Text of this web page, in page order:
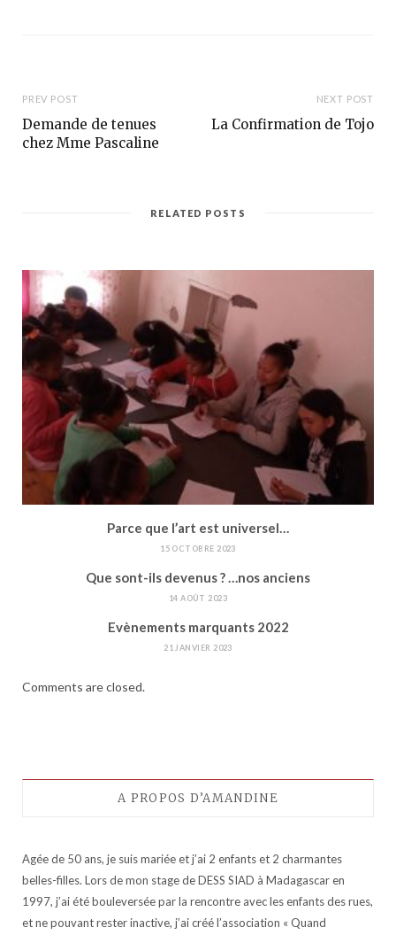
PREV POST
Demande de tenues
chez Mme Pascaline
NEXT POST
La Confirmation de Tojo
RELATED POSTS
Parce que l’art est universel…
15 OCTOBRE 2023
Que sont-ils devenus ? …nos anciens
14 AOÛT 2023
Evènements marquants 2022
21 JANVIER 2023
Comments are closed.
A PROPOS D’AMANDINE
Agée de 50 ans, je suis mariée et j’ai 2 enfants et 2 charmantes
belles-filles. Lors de mon stage de DESS SIAD à Madagascar en
1997, j’ai été bouleversée par la rencontre avec les enfants des rues,
et ne pouvant rester inactive, j’ai créé l’association « Quand